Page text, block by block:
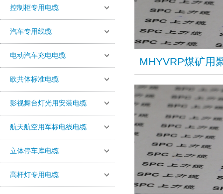
控制柜专用电缆
汽车专用线缆
电动汽车充电电缆
欧共体标准电缆
影视舞台灯光用安装电缆
航天航空用军标电线电缆
立体停车库电缆
高杆灯专用电缆
​MHYVRP煤矿用